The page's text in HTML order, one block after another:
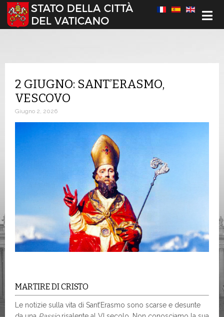
Seleziona la tua lingua
2 GIUGNO: SANT’ERASMO,
VESCOVO
Giugno 2, 2026
MARTIRE DI CRISTO
Le notizie sulla vita di Sant’Erasmo sono scarse e desunte